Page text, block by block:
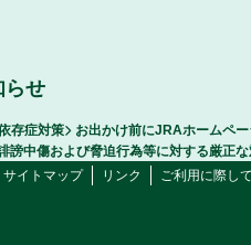
らせ
存症対策
お出かけ前にJRAホームペ
謗中傷および脅迫行為等に対する厳正
サイトマップ リンク ご利用に際し